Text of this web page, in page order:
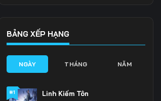
BẢNG XẾP HẠNG
NGÀY THÁNG NĂM
#1 Linh Kiếm Tôn